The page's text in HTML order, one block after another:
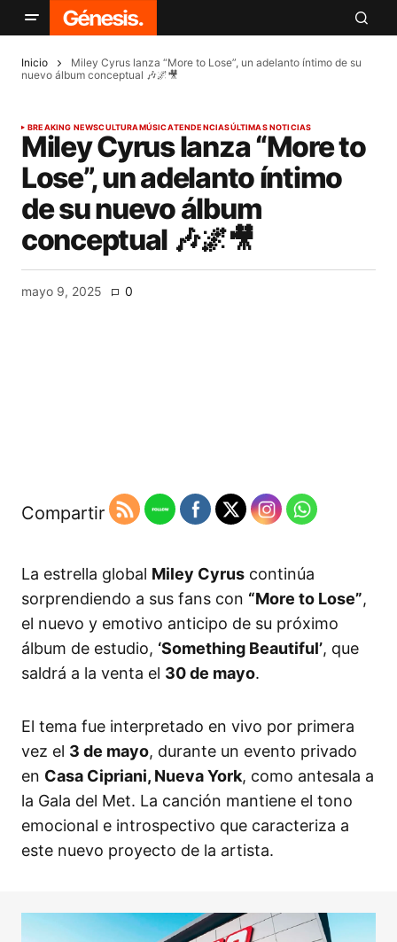
Inicio
Miley Cyrus lanza “More to Lose”, un adelanto íntimo de su
nuevo álbum conceptual 🎶🌌🎥
BREAKING NEWSCULTURAMÚSICATENDENCIASÚLTIMAS NOTICIAS
Miley Cyrus lanza “More to
Lose”, un adelanto íntimo
de su nuevo álbum
conceptual 🎶🌌🎥
mayo 9, 2025 0
Compartir
La estrella global Miley Cyrus continúa
sorprendiendo a sus fans con “More to Lose”,
el nuevo y emotivo anticipo de su próximo
álbum de estudio, ‘Something Beautiful’, que
saldrá a la venta el 30 de mayo.
El tema fue interpretado en vivo por primera
vez el 3 de mayo, durante un evento privado
en Casa Cipriani, Nueva York, como antesala a
la Gala del Met. La canción mantiene el tono
emocional e introspectivo que caracteriza a
este nuevo proyecto de la artista.